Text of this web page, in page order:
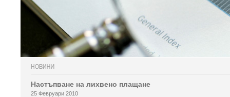
Настъпване на лихвено плащане
25 Февруари 2010